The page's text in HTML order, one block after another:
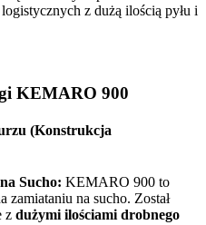
z dużą ilością pyłu i
KEMARO 900
(Konstrukcja
Sucho: KEMARO 900 to
zamiataniu na sucho. Został
z dużymi ilościami drobnego